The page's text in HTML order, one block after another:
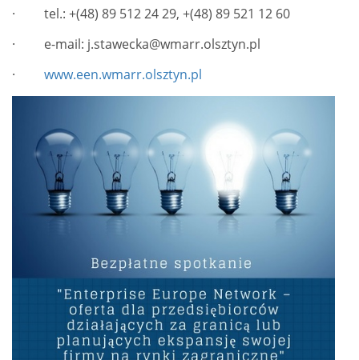
· tel.: +(48) 89 512 24 29, +(48) 89 521 12 60
· e-mail: j.stawecka@wmarr.olsztyn.pl
· www.een.wmarr.olsztyn.pl